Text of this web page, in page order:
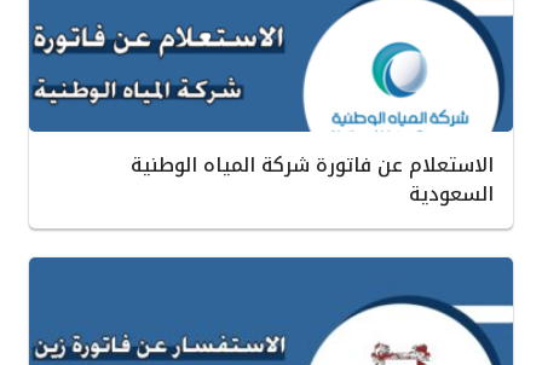
الاستعلام عن فاتورة شركة المياه الوطنية
السعودية